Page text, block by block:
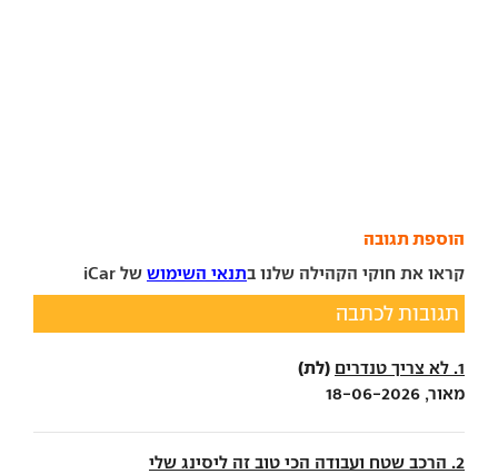
הוספת תגובה
קראו את חוקי הקהילה שלנו בתנאי השימוש של iCar
תגובות לכתבה
1. לא צריך טנדרים (לת)
מאור, 18-06-2026
2. הרכב שטח ועבודה הכי טוב זה ליסינג שלי